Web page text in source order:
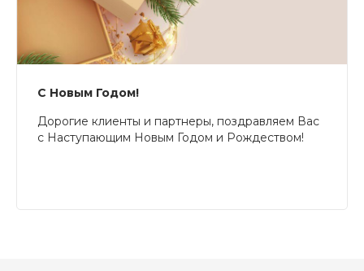
С Новым Годом!
Дорогие клиенты и партнеры, поздравляем Вас
с Наступающим Новым Годом и Рождеством!